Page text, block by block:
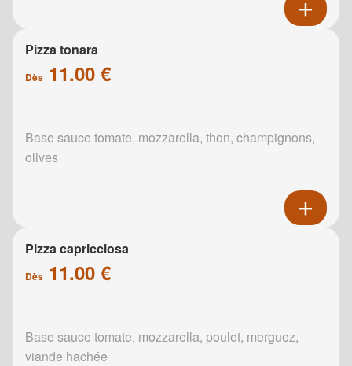
Pizza tonara
Dès 11.00 €
Base sauce tomate, mozzarella, thon, champignons,
olives
Pizza capricciosa
Dès 11.00 €
Base sauce tomate, mozzarella, poulet, merguez,
viande hachée